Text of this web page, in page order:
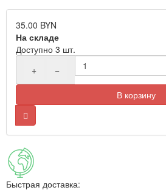
35.00 BYN
На складе
Доступно 3 шт.
+
−
В корзину
Быстрая доставка: